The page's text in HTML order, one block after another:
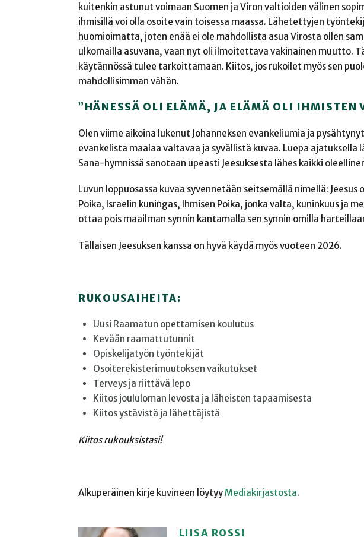
kuitenkin astunut voimaan Suomen ja Viron valtioiden välinen
ihmisillä voi olla osoite vain toisessa maassa. Lähetettyjen
huomioimatta, joten enää ei ole mahdollista asua Virosta ollen
ulkomailla asuvana, vaan nyt oli ilmoitettava vakinainen muutto.
käytännössä tulee tarkoittamaan. Kiitos, jos rukoilet myös sen
mahdollisimman vähän.
”HÄNESSÄ OLI ELÄMÄ, JA ELÄMÄ OLI IHMISTEN
Olen viime aikoina lukenut Johanneksen evankeliumia ja
evankelista maalaa valtavaa ja syvällistä kuvaa. Luepa ajatuksella
Sana-hymnissä sanotaan upeasti Jeesuksesta lähes kaikki
Luvun loppuosassa kuvaa syvennetään seitsemällä nimellä: Jeesus
Poika, Israelin kuningas, Ihmisen Poika, jonka valta, kuninkuus ja
ottaa pois maailman synnin kantamalla sen synnin omilla
Tällaisen Jeesuksen kanssa on hyvä käydä myös vuoteen 2026.
RUKOUSAIHEITA:
Uusi Raamatun opettamisen koulutus
Kevään raamattutunnit
Opiskelijatyön työntekijät
Osoiterekisterimuutoksen vaikutukset
Terveys ja riittävä lepo
Kiitos joululoman levosta ja läheisten tapaamisesta
Kiitos ystävistä ja lähettäjistä
Kiitos rukouksistasi!
Alkuperäinen kirje kuvineen löytyyMediakirjastosta.
LIISA ROSSI